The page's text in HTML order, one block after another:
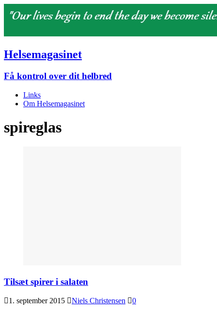
Helsemagasinet
Få kontrol over dit helbred
Links
Om Helsemagasinet
spireglas
Tilsæt spirer i salaten
1. september 2015 Niels Christensen
0